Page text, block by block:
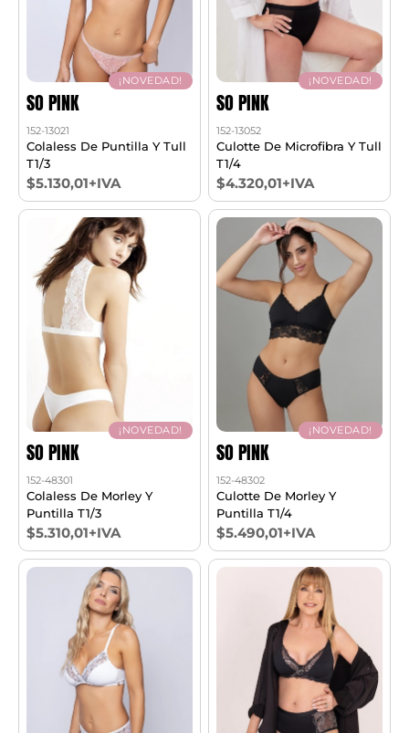
¡NOVEDAD!
SO PINK
152-13021
Colaless De Puntilla Y Tull
T1/3
$5.130,01+IVA
¡NOVEDAD!
SO PINK
152-13052
Culotte De Microfibra Y Tull
T1/4
$4.320,01+IVA
¡NOVEDAD!
SO PINK
152-48301
Colaless De Morley Y
Puntilla T1/3
$5.310,01+IVA
¡NOVEDAD!
SO PINK
152-48302
Culotte De Morley Y
Puntilla T1/4
$5.490,01+IVA